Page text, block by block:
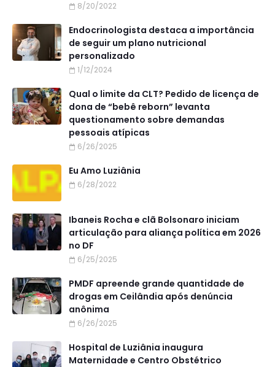
8/20/2022
Endocrinologista destaca a importância
de seguir um plano nutricional
personalizado
1/12/2024
Qual o limite da CLT? Pedido de licença de
dona de “bebê reborn” levanta
questionamento sobre demandas
pessoais atípicas
6/26/2025
Eu Amo Luziânia
6/28/2022
Ibaneis Rocha e clã Bolsonaro iniciam
articulação para aliança política em 2026
no DF
6/25/2025
PMDF apreende grande quantidade de
drogas em Ceilândia após denúncia
anônima
6/26/2025
Hospital de Luziânia inaugura
Maternidade e Centro Obstétrico